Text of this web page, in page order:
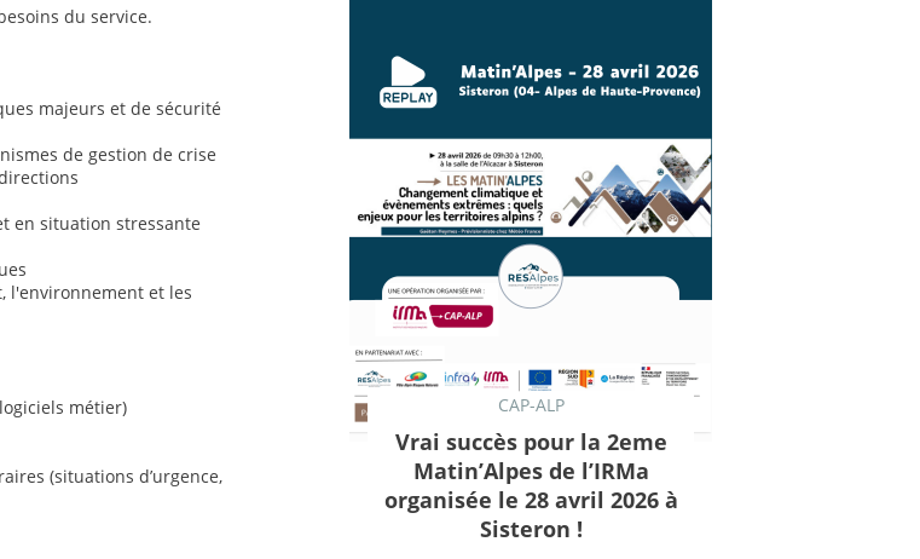
du service.
majeurs et de sécurité
de gestion de crise
en situation stressante
l'environnement et les
métier)
(situations d’urgence,
CAP-ALP
Vrai succès pour la 2eme
Matin’Alpes de l’IRMa
organisée le 28 avril 2026 à
Sisteron !